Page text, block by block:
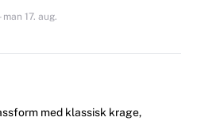
17. aug.
med klassisk krage,